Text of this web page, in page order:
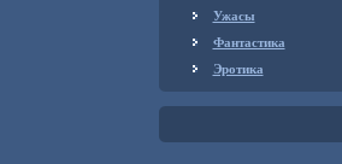
Ужасы
Фантастика
Эротика